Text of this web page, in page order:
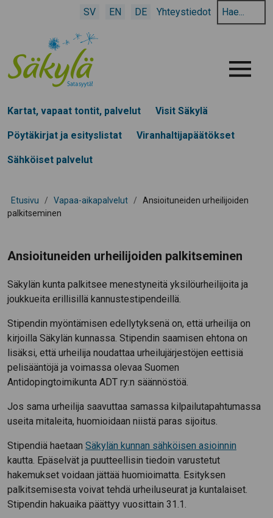
SV EN DE Yhteystiedot
Hae
hakusanalla:
Menu
Kartat, vapaat tontit, palvelut Visit Säkylä
Pöytäkirjat ja esityslistat Viranhaltijapäätökset
Sähköiset palvelut
Etusivu / Vapaa-aikapalvelut /
Ansioituneiden urheilijoiden
palkitseminen
Ansioituneiden urheilijoiden palkitseminen
Säkylän kunta palkitsee menestyneitä yksilöurheilijoita ja
joukkueita erillisillä kannustestipendeillä.
Stipendin myöntämisen edellytyksenä on, että urheilija on
kirjoilla Säkylän kunnassa. Stipendin saamisen ehtona on
lisäksi, että urheilija noudattaa urheilujärjestöjen eettisiä
pelisääntöjä ja voimassa olevaa Suomen
Antidopingtoimikunta ADT ry:n säännöstöä.
Jos sama urheilija saavuttaa samassa kilpailutapahtumassa
useita mitaleita, huomioidaan niistä paras sijoitus.
Stipendiä haetaan Säkylän kunnan sähköisen asioinnin
kautta. Epäselvät ja puutteellisin tiedoin varustetut
hakemukset voidaan jättää huomioimatta. Esityksen
palkitsemisesta voivat tehdä urheiluseurat ja kuntalaiset.
Stipendin hakuaika päättyy vuosittain 31.1.